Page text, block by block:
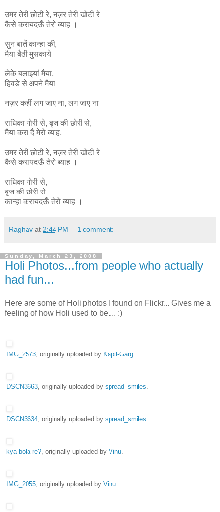
उमर तेरी छोटी रे, नज़र तेरी खोटी रे
कैसे करायदऊँ तेरो ब्याह ।
सुन बातें कान्हा की,
मैया बैठी मुसकाये
लेके बलाइयां मैया,
हिवडे से अपने मैया
नज़र कहीं लग जाए ना, लग जाए ना
राधिका गोरी से, बृजकी छोरी से,
मैया करा दै मेरो ब्याह,
उमर तेरी छोटी रे, नज़र तेरी खोटी रे
कैसे करायदऊँ तेरो ब्याह ।
राधिका गोरी से,
बृज की छोरी से
कान्हा करायदऊँ तेरो ब्याह ।
Raghav at 2:44 PM 1 comment:
Sunday, March 23, 2008
Holi Photos...from people who actually
had fun...
Here are some of Holi photos I found on Flickr... Gives me a
feeling of how Holi used to be.... :)
IMG_2573, originally uploaded by Kapil-Garg.
DSCN3663, originally uploaded by spread_smiles.
DSCN3634, originally uploaded by spread_smiles.
kya bola re?, originally uploaded by Vinu.
IMG_2055, originally uploaded by Vinu.